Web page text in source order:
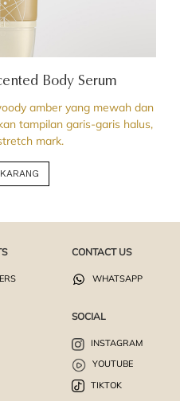
Body Serum
amber yang mewah dan
tampilan garis-garis halus,
mark.
CONTACT US
WHATSAPP
SOCIAL
INSTAGRAM
YOUTUBE
TIKTOK